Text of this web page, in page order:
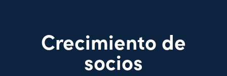
Crecimiento de
socios